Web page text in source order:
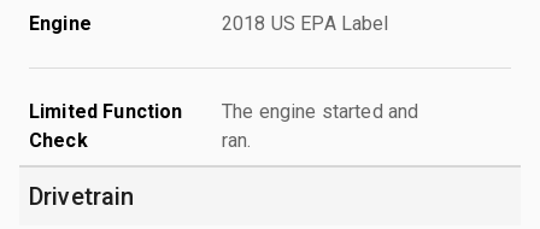
Engine 2018 US EPA Label
Limited Function
Check
The engine started and
ran.
Drivetrain